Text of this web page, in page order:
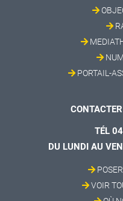
PORTAIL-
TÉL
DU LUNDI AU
VOIR